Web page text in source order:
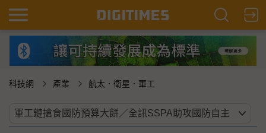
科技網 產業 航太．衛星．軍工